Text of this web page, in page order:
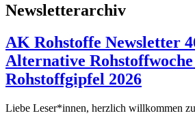
Newsletterarchiv
AK Rohstoffe Newsletter
Alternative
Rohstoffgipfel 2026
Liebe Leser*innen, herzlich willkommen